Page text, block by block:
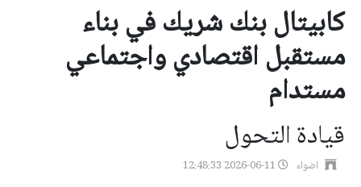
كابيتال بنك شريك في بناء
مستقبل اقتصادي واجتماعي
مستدام
قيادة التحول
اضواء